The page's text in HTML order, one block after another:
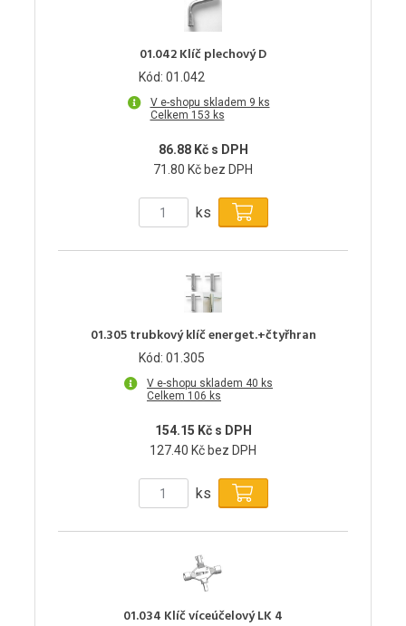
01.042 Klíč plechový D
Kód: 01.042
V e-shopu skladem 9 ks
Celkem 153 ks
86.88 Kč s DPH
71.80 Kč bez DPH
ks
01.305 trubkový klíč energet.+čtyřhran
Kód: 01.305
V e-shopu skladem 40 ks
Celkem 106 ks
154.15 Kč s DPH
127.40 Kč bez DPH
ks
01.034 Klíč víceúčelový LK 4